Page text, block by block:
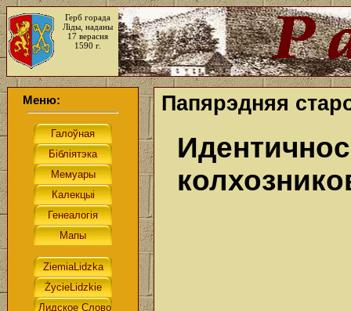
Герб горада
Ліды, наданы
17 верасня
1590 г.
Меню: Папярэдняя